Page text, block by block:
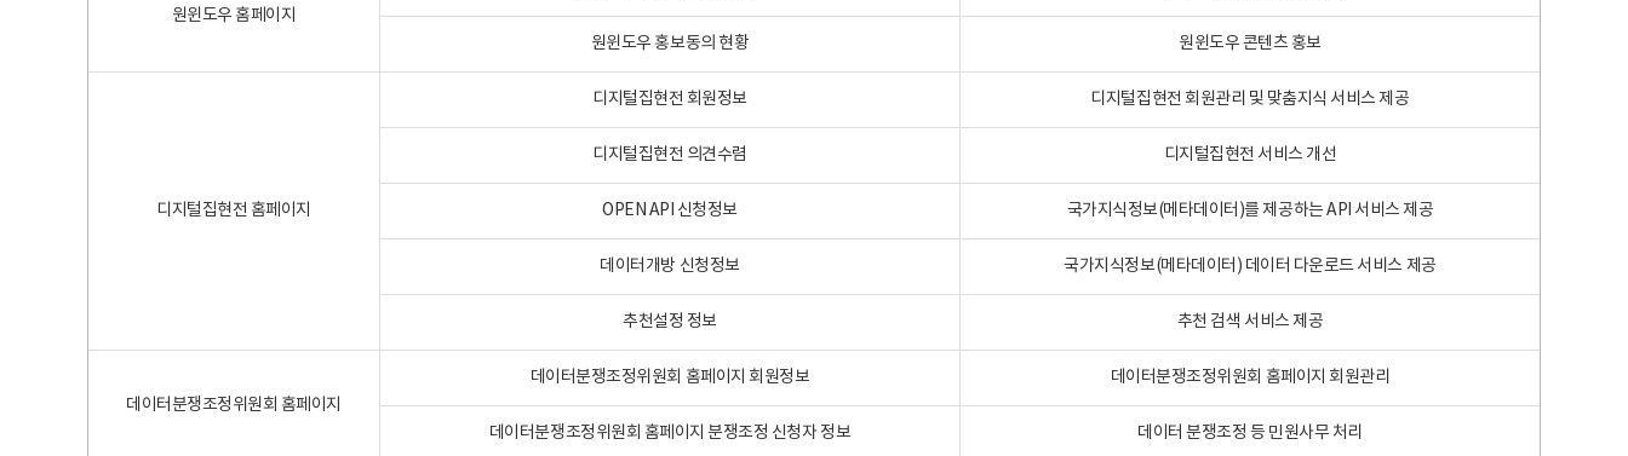
원윈도우 홈페이지
원윈도우 홍보동의 현황 원윈도우 콘텐츠 홍보
디지털집현전 홈페이지
디지털집현전 회원정보 디지털집현전 회원관리 및 맞춤지식 서비스 제공
디지털집현전 의견수렴 디지털집현전 서비스 개선
OPEN API 신청정보 국가지식정보(메타데이터)를 제공하는 API 서비스 제공
데이터개방 신청정보 국가지식정보(메타데이터) 데이터 다운로드 서비스 제공
추천설정 정보 추천 검색 서비스 제공
데이터분쟁조정위원회 홈페이지
데이터분쟁조정위원회 홈페이지 회원정보 데이터분쟁조정위원회 홈페이지 회원관리
데이터분쟁조정위원회 홈페이지 분쟁조정 신청자 정보 데이터 분쟁조정 등 민원사무 처리